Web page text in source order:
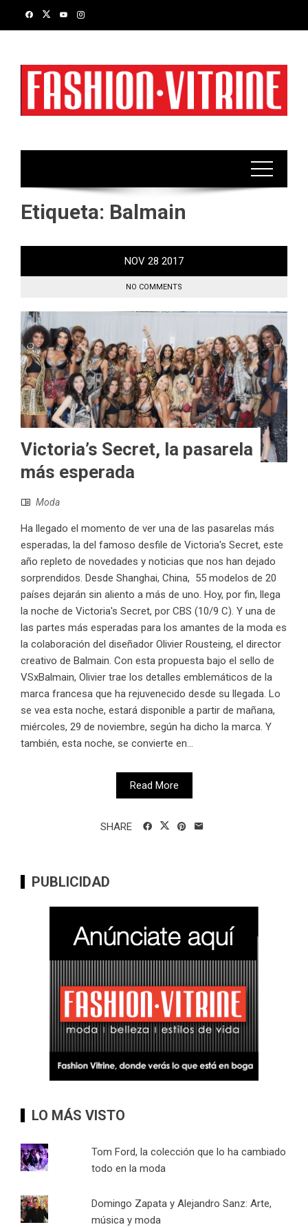
Etiqueta: Balmain
NOV 28 2017
NO COMMENTS
Victoria’s Secret, la pasarela
más esperada
Moda
Ha llegado el momento de ver una de las pasarelas más
esperadas, la del famoso desfile de Victoria's Secret, este
año repleto de novedades y noticias que nos han dejado
sorprendidos. Desde Shanghai, China, 55 modelos de 20
países dejarán sin aliento a más de uno. Hoy, por fin, llega
la noche de Victoria's Secret, por CBS (10/9 C). Y una de
las partes más esperadas para los amantes de la moda es
la colaboración del diseñador Olivier Rousteing, el director
creativo de Balmain. Con esta propuesta bajo el sello de
VSxBalmain, Olivier trae los detalles emblemáticos de la
marca francesa que ha rejuvenecido desde su llegada. Lo
se vea esta noche, estará disponible a partir de mañana,
miércoles, 29 de noviembre, según ha dicho la marca. Y
también, esta noche, se convierte en...
Read More
SHARE
PUBLICIDAD
LO MÁS VISTO
Tom Ford, la colección que lo ha cambiado
todo en la moda
Domingo Zapata y Alejandro Sanz: Arte,
música y moda